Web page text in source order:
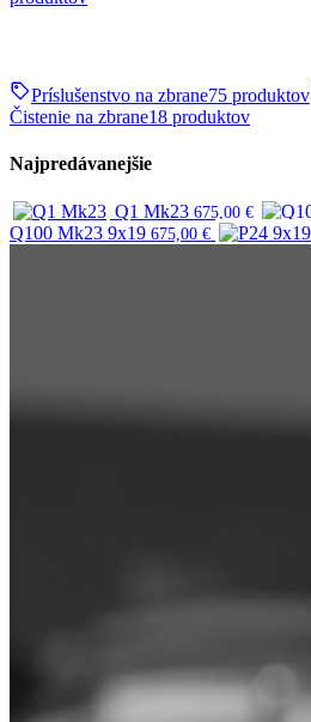
Príslušenstvo na zbrane75 produktov
Čistenie na zbrane18 produktov
Najpredávanejšie
Q1 Mk23 675,00 €
Q100 Mk23 9x19 675,00 €